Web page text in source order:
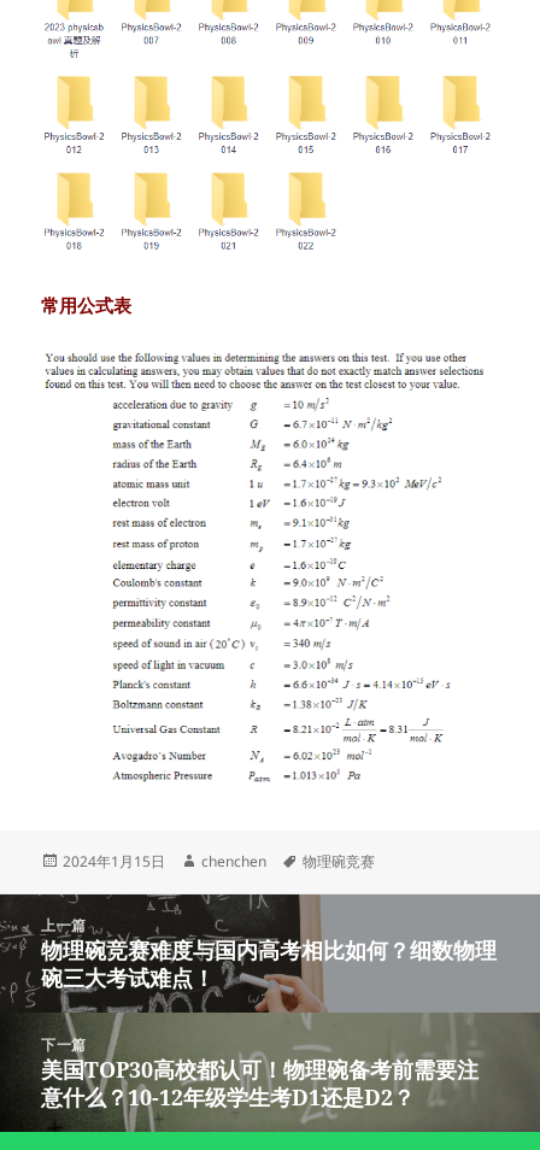
常用公式表
发
于
2024年1月15日
作
chenchen
标
物理碗竞赛
章
航
上一篇
上
篇
文
章：
物理碗竞赛难度与国内高考相比如何？细数物理
碗三大考试难点！
下一篇
下
篇
文
美国TOP30高校都认可！物理碗备考前需要注
意什么？10-12年级学生考D1还是D2？